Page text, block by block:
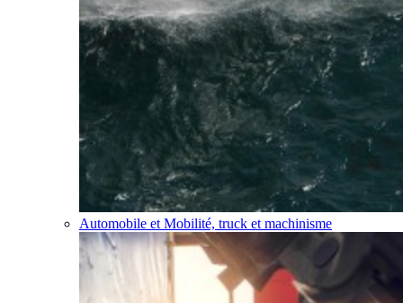
Automobile et Mobilité, truck et machinisme